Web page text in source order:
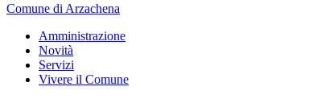
Comune di Arzachena
Amministrazione
Novità
Servizi
Vivere il Comune